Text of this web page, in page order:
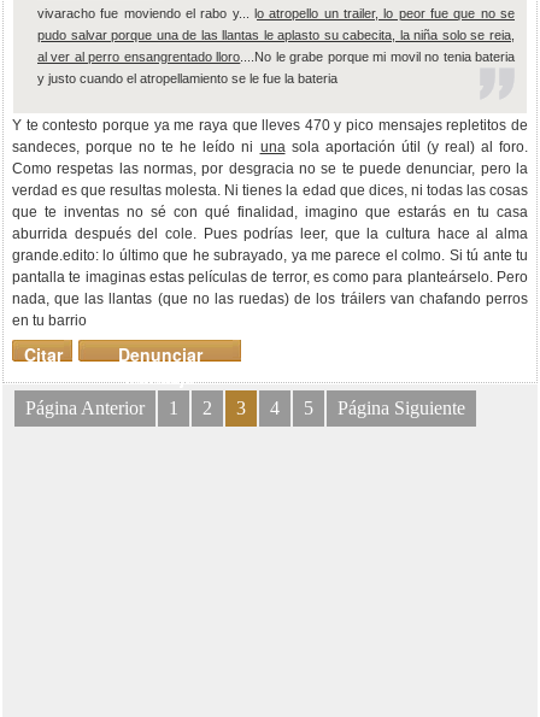
vivaracho fue moviendo el rabo y... lo atropello un trailer, lo peor fue que no se
pudo salvar porque una de las llantas le aplasto su cabecita, la niña solo se reia,
al ver al perro ensangrentado lloro ....No le grabe porque mi movil no tenia bateria
y justo cuando el atropellamiento se le fue la bateria
Y te contesto porque ya me raya que lleves 470 y pico mensajes repletitos de
sandeces, porque no te he leído ni unasola aportación útil (y real) al foro.
Como respetas las normas, por desgracia no se te puede denunciar, pero la
verdad es que resultas molesta. Ni tienes la edad que dices, ni todas las cosas
que te inventas no sé con qué finalidad, imagino que estarás en tu casa
aburrida después del cole. Pues podrías leer, que la cultura hace al alma
grande.edito: lo último que he subrayado, ya me parece el colmo. Si tú ante tu
pantalla te imaginas estas películas de terror, es como para planteárselo. Pero
nada, que las llantas (que no las ruedas) de los tráilers van chafando perros
en tu barrio
Denunciar
mensaje
Citar
Página Anterior 1 2 3 4 5 Página Siguiente